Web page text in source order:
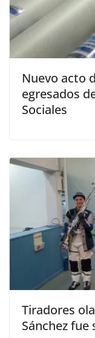
Nuevo acto
egresados
Sociales
Tiradores
Sánchez fue